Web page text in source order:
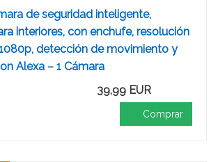
de seguridad inteligente,
interiores, con enchufe, resolución
detección de movimiento y
Alexa – 1 Cámara
39,99 EUR
Comprar